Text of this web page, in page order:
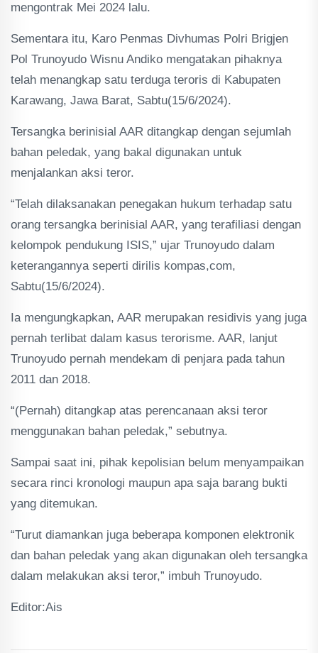
mengontrak Mei 2024 lalu.
Sementara itu, Karo Penmas Divhumas Polri Brigjen
Pol Trunoyudo Wisnu Andiko mengatakan pihaknya
telah menangkap satu terduga teroris di Kabupaten
Karawang, Jawa Barat, Sabtu(15/6/2024).
Tersangka berinisial AAR ditangkap dengan sejumlah
bahan peledak, yang bakal digunakan untuk
menjalankan aksi teror.
“Telah dilaksanakan penegakan hukum terhadap satu
orang tersangka berinisial AAR, yang terafiliasi dengan
kelompok pendukung ISIS,” ujar Trunoyudo dalam
keterangannya seperti dirilis kompas,com,
Sabtu(15/6/2024).
Ia mengungkapkan, AAR merupakan residivis yang juga
pernah terlibat dalam kasus terorisme. AAR, lanjut
Trunoyudo pernah mendekam di penjara pada tahun
2011 dan 2018.
“(Pernah) ditangkap atas perencanaan aksi teror
menggunakan bahan peledak,” sebutnya.
Sampai saat ini, pihak kepolisian belum menyampaikan
secara rinci kronologi maupun apa saja barang bukti
yang ditemukan.
“Turut diamankan juga beberapa komponen elektronik
dan bahan peledak yang akan digunakan oleh tersangka
dalam melakukan aksi teror,” imbuh Trunoyudo.
Editor:Ais